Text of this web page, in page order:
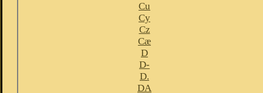
Cu
Cy
Cz
Cæ
D
D-
D.
DA